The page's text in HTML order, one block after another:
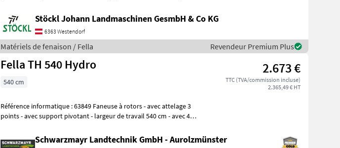
Stöckl Johann Landmaschinen GesmbH & Co KG
6363 Westendorf
Matériels de fenaison / Fella Revendeur Premium Plus
Fella TH 540 Hydro 2.673 €
TTC (TVA/commission incluse)
2.365,49 € HT
540 cm
Référence informatique : 63849 Faneuse à rotors - avec attelage 3
points - avec support pivotant - largeur de travail 540 cm - avec 4
Schwarzmayr Landtechnik GmbH - Aurolzmünster